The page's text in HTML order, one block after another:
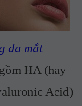
da mắt
HA (hay
Acid)